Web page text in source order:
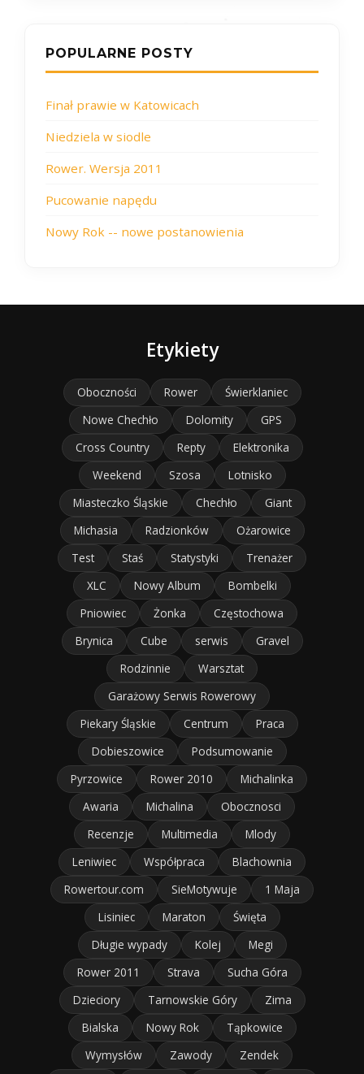
POPULARNE POSTY
Finał prawie w Katowicach
Niedziela w siodle
Rower. Wersja 2011
Pucowanie napędu
Nowy Rok -- nowe postanowienia
Etykiety
Oboczności Rower
Świerklaniec
Nowe Chechło
Dolomity
GPS
Cross Country
Repty
Elektronika
Weekend
Szosa
Lotnisko
Miasteczko Śląskie
Chechło
Giant
Michasia
Radzionków
Ożarowice
Test
Staś Statystyki
Trenażer
XLC
Nowy Album
Bombelki
Pniowiec
Żonka
Częstochowa
Brynica
Cube serwis
Gravel
Rodzinnie
Warsztat
Garażowy Serwis Rowerowy
Piekary Śląskie
Centrum
Praca
Dobieszowice
Podsumowanie
Pyrzowice
Rower 2010
Michalinka
Awaria
Michalina
Obocznosci
Recenzje
Multimedia
Mlody
Leniwiec
Współpraca
Blachownia
Rowertour.com
SieMotywuje
1 Maja
Lisiniec
Maraton
Święta
Długie wypady
Kolej
Megi
Rower 2011
Strava
Sucha Góra
Dzieciory
Tarnowskie Góry
Zima
Bialska
Nowy Rok
Tąpkowice
Wymysłów
Zawody
Zendek